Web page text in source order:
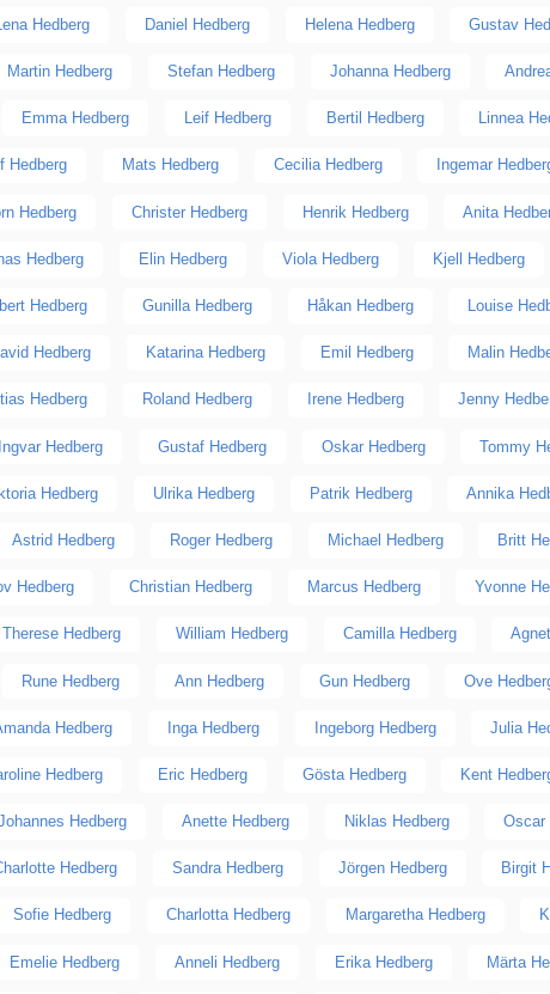
Lena Hedberg Daniel Hedberg Helena Hedberg Gustav
Martin Hedberg Stefan Hedberg Johanna Hedberg
Emma Hedberg Leif Hedberg Bertil Hedberg Linnea
Hedberg Mats Hedberg Cecilia Hedberg Ingemar
Hedberg Christer Hedberg Henrik Hedberg Anita
Hedberg Elin Hedberg Viola Hedberg Kjell Hedberg
Hedberg Gunilla Hedberg Håkan Hedberg Louise
Hedberg Katarina Hedberg Emil Hedberg Malin
Hedberg Roland Hedberg Irene Hedberg Jenny
Ingvar Hedberg Gustaf Hedberg Oskar Hedberg Tommy
Hedberg Ulrika Hedberg Patrik Hedberg Annika
Astrid Hedberg Roger Hedberg Michael Hedberg Britt
Hedberg Christian Hedberg Marcus Hedberg Yvonne
Therese Hedberg William Hedberg Camilla Hedberg
Rune Hedberg Ann Hedberg Gun Hedberg Ove
Hedberg Inga Hedberg Ingeborg Hedberg Julia
Hedberg Eric Hedberg Gösta Hedberg Kent
Hedberg Anette Hedberg Niklas Hedberg Oscar
Hedberg Sandra Hedberg Jörgen Hedberg Birgit
Sofie Hedberg Charlotta Hedberg Margaretha Hedberg
Emelie Hedberg Anneli Hedberg Erika Hedberg Märta